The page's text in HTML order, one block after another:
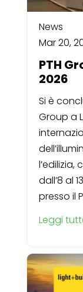
News
Mar 20,
PTH
2026
Si è
Group a
l’edilizia,
dall’8 al
presso il
Leggi